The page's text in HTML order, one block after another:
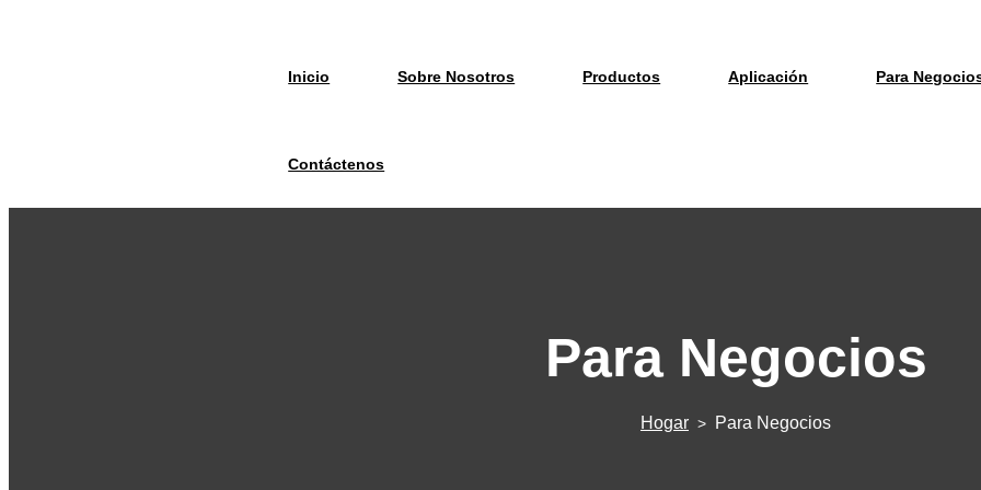
Inicio Sobre Nosotros Productos Aplicación Para
Contáctenos
Para Negocios
Hogar > Para Negocios